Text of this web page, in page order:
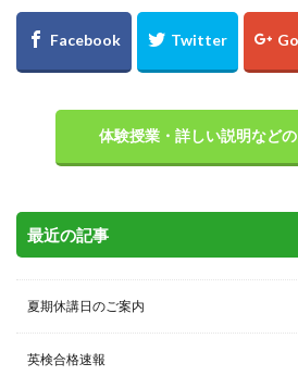
体験授業・詳しい説明など
最近の記事
夏期休講日のご案内
英検合格速報